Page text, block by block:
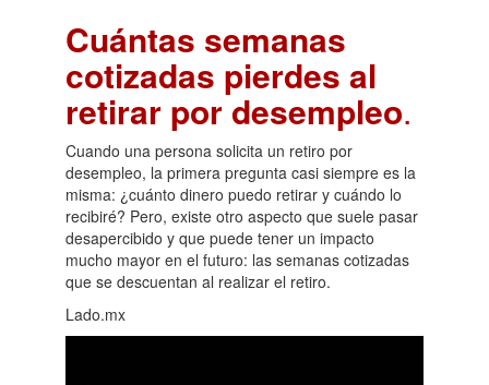
Cuántas semanas
cotizadas pierdes al
retirar por desempleo.
Cuando una persona solicita un retiro por
desempleo, la primera pregunta casi siempre es la
misma: ¿cuánto dinero puedo retirar y cuándo lo
recibiré? Pero, existe otro aspecto que suele pasar
desapercibido y que puede tener un impacto
mucho mayor en el futuro: las semanas cotizadas
que se descuentan al realizar el retiro.
Lado.mx